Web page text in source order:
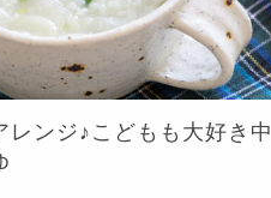
レンジ♪こどもも大好き中